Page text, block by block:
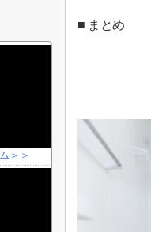
■ まとめ
＞＞